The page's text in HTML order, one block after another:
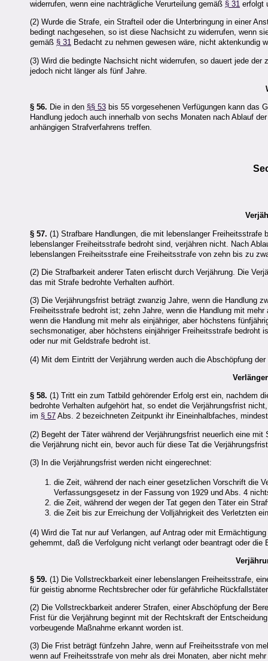
widerrufen, wenn eine nachträgliche Verurteilung gemäß § 31 erfolgt
(2) Wurde die Strafe, ein Strafteil oder die Unterbringung in einer
bedingt nachgesehen, so ist diese Nachsicht zu widerrufen, wenn
gemäß § 31 Bedacht zu nehmen gewesen wäre, nicht aktenkundig
(3) Wird die bedingte Nachsicht nicht widerrufen, so dauert jede
jedoch nicht länger als fünf Jahre.
§ 56. Die in den §§ 53 bis 55 vorgesehenen Verfügungen kann das
Handlung jedoch auch innerhalb von sechs Monaten nach Ablauf
anhängigen Strafverfahrens treffen.
§ 57. (1) Strafbare Handlungen, die mit lebenslanger
lebenslanger Freiheitsstrafe bedroht sind, verjähren nicht. Nach
lebenslangen Freiheitsstrafe eine Freiheitsstrafe von zehn bis zu
(2) Die Strafbarkeit anderer Taten erlischt durch Verjährung. Die
das mit Strafe bedrohte Verhalten aufhört.
(3) Die Verjährungsfrist beträgt zwanzig Jahre, wenn die Handlung
Freiheitsstrafe bedroht ist; zehn Jahre, wenn die Handlung mit
wenn die Handlung mit mehr als einjähriger, aber höchstens
sechsmonatiger, aber höchstens einjähriger Freiheitsstrafe
oder nur mit Geldstrafe bedroht ist.
(4) Mit dem Eintritt der Verjährung werden auch die Abschöpfung
§ 58. (1) Tritt ein zum Tatbild gehörender Erfolg erst ein, nachdem
bedrohte Verhalten aufgehört hat, so endet die Verjährungsfrist
im § 57 Abs. 2 bezeichneten Zeitpunkt ihr Eineinhalbfaches,
(2) Begeht der Täter während der Verjährungsfrist neuerlich eine
die Verjährung nicht ein, bevor auch für diese Tat die
(3) In die Verjährungsfrist werden nicht eingerechnet:
die Zeit, während der nach einer gesetzlichen Vorschrift die
Verfassungsgesetz in der Fassung von 1929 und Abs. 4
die Zeit, während der wegen der Tat gegen den Täter ein
die Zeit bis zur Erreichung der Volljährigkeit des Verletzten
(4) Wird die Tat nur auf Verlangen, auf Antrag oder mit
gehemmt, daß die Verfolgung nicht verlangt oder beantragt oder
§ 59. (1) Die Vollstreckbarkeit einer lebenslangen Freiheitsstrafe,
für geistig abnorme Rechtsbrecher oder für gefährliche
(2) Die Vollstreckbarkeit anderer Strafen, einer Abschöpfung der
Frist für die Verjährung beginnt mit der Rechtskraft der
vorbeugende Maßnahme erkannt worden ist.
(3) Die Frist beträgt fünfzehn Jahre, wenn auf Freiheitsstrafe von
wenn auf Freiheitsstrafe von mehr als drei Monaten, aber nicht